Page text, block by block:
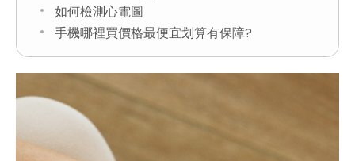
如何檢測心電圖
手機哪裡買價格最便宜划算有保障?